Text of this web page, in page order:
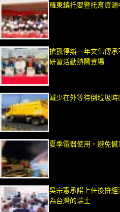
羅東鎮托嬰暨托育資
搶孤停辦一年文化傳
研習活動熱鬧登場
減少在外等待倒垃圾
夏季電器使用，避免
吳宗憲承諾上任後拚
為台灣的瑞士